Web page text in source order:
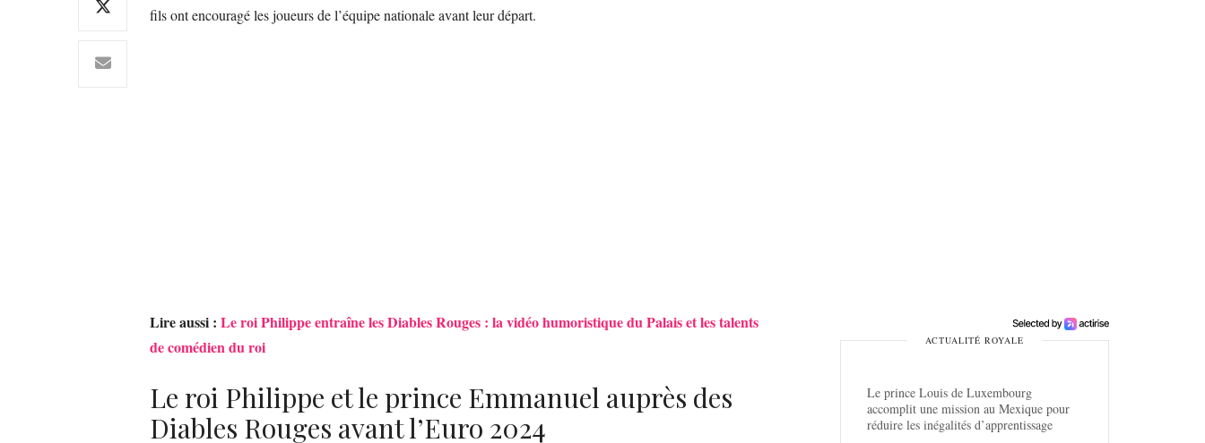
fils ont encouragé les joueurs de l’équipe nationale avant leur départ.
Lire aussi : Le roi Philippe entraîne les Diables Rouges : la vidéo humoristique du Palais et les talents
de comédien du roi
Le roi Philippe et le prince Emmanuel auprès des
Diables Rouges avant l’Euro 2024
ACTUALITÉ ROYALE
Le prince Louis de Luxembourg
accomplit une mission au Mexique pour
réduire les inégalités d’apprentissage